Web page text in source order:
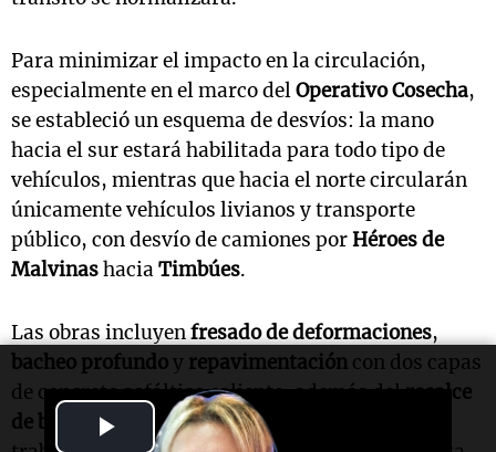
Play
Para minimizar el impacto en la circulación,
especialmente en el marco delOperativo Cosecha,
se estableció un esquema de desvíos: la mano
hacia el sur estará habilitada para todo tipo de
vehículos, mientras que hacia el norte circularán
únicamente vehículos livianos y transporte
público, con desvío de camiones porHéroes de
MalvinashaciaTimbúes.
Las obras incluyenfresado de deformaciones,
bacheo profundoy repavimentación con dos capas
de concreto asfáltico caliente, además delrecalce
de banquinas
y lademarcación horizontal